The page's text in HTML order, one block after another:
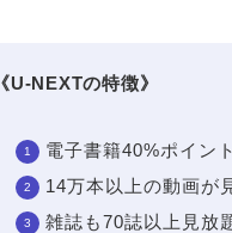
《U-NEXTの特徴》
電子書籍40%ポイン
14万本以上の動画が
雑誌も70誌以上見放